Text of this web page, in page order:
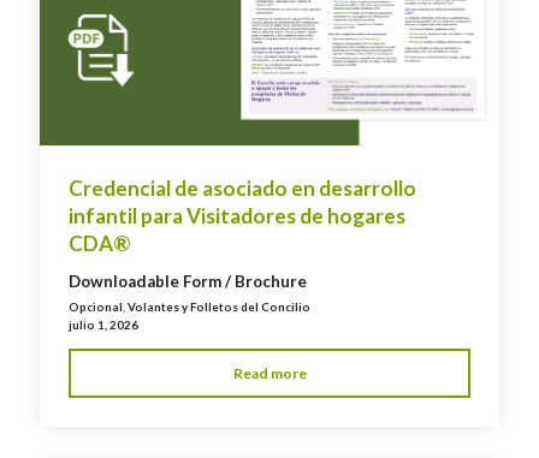
Credencial de asociado en desarrollo
infantil para Visitadores de hogares
CDA®
Downloadable Form / Brochure
Opcional ,Volantes y Folletos del Concilio
julio 1, 2026
Read more